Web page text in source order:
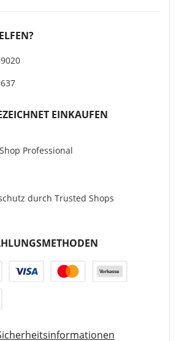
EINKAUFEN
Professional
durch Trusted Shops